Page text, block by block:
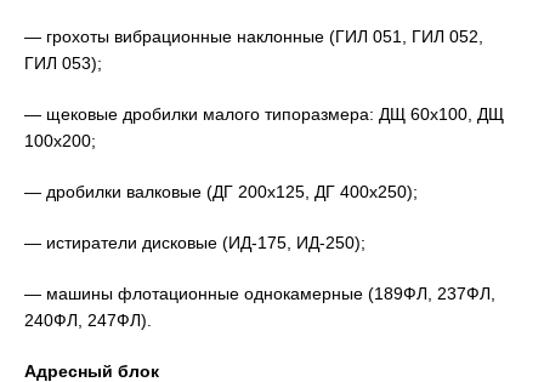
— грохоты вибрационные наклонные (ГИЛ 051, ГИЛ 052,
ГИЛ 053);
— щековые дробилки малого типоразмера: ДЩ 60х100, ДЩ
100х200;
— дробилки валковые (ДГ 200х125, ДГ 400х250);
— истиратели дисковые (ИД-175, ИД-250);
— машины флотационные однокамерные (189ФЛ, 237ФЛ,
240ФЛ, 247ФЛ).
Адресный блок